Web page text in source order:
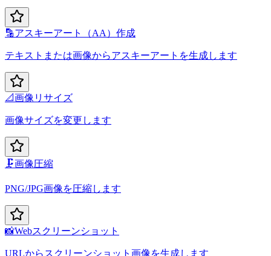
🔡アスキーアート（AA）作成
テキストまたは画像からアスキーアートを生成します
📐画像リサイズ
画像サイズを変更します
🗜️画像圧縮
PNG/JPG画像を圧縮します
📸Webスクリーンショット
URLからスクリーンショット画像を生成します